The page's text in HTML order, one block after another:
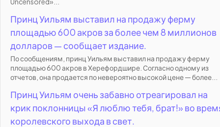
Принц Уильям выставил на продажу ферму
площадью 600 акров за более чем 8 миллионов
долларов — сообщает издание.
По сообщениям, принц Уильям выставил на продажу ферму
площадью 600 акров в Херефордшире. Согласно одному из
отчетов, она продается по невероятно высокой цене — более...
Принц Уильям очень забавно отреагировал на
крик поклонницы «Я люблю тебя, брат!» во
королевского выхода в свет.